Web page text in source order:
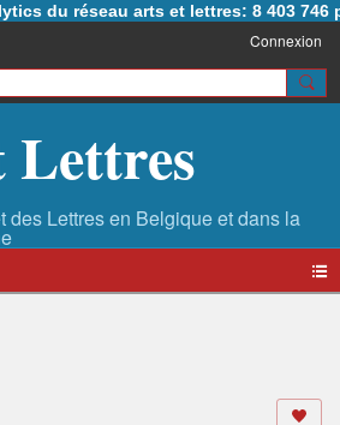
du réseau arts et lettres: 8 403 746
Connexion